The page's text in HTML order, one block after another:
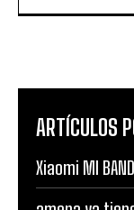
ARTÍCULOS
Xiaomi MI